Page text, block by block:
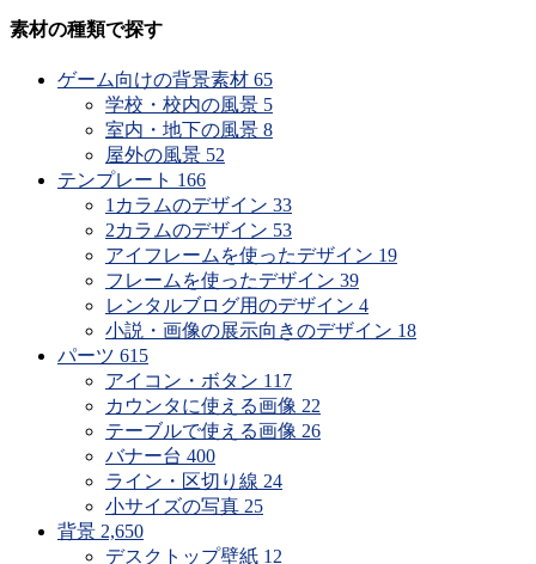
素材の種類で探す
ゲーム向けの背景素材 65
学校・校内の風景 5
室内・地下の風景 8
屋外の風景 52
テンプレート 166
1カラムのデザイン 33
2カラムのデザイン 53
アイフレームを使ったデザイン 19
フレームを使ったデザイン 39
レンタルブログ用のデザイン 4
小説・画像の展示向きのデザイン 18
パーツ 615
アイコン・ボタン 117
カウンタに使える画像 22
テーブルで使える画像 26
バナー台 400
ライン・区切り線 24
小サイズの写真 25
背景 2,650
デスクトップ壁紙 12